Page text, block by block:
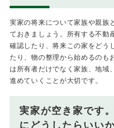
実家の将来について家族や親族
ておきましょう。所有する不動
確認したり、将来この家をどう
たり、物の整理から始めるのも
は所有者だけでなく家族、地域
進めていくことが大切です。
実家が空き家です
にどうしたらいい